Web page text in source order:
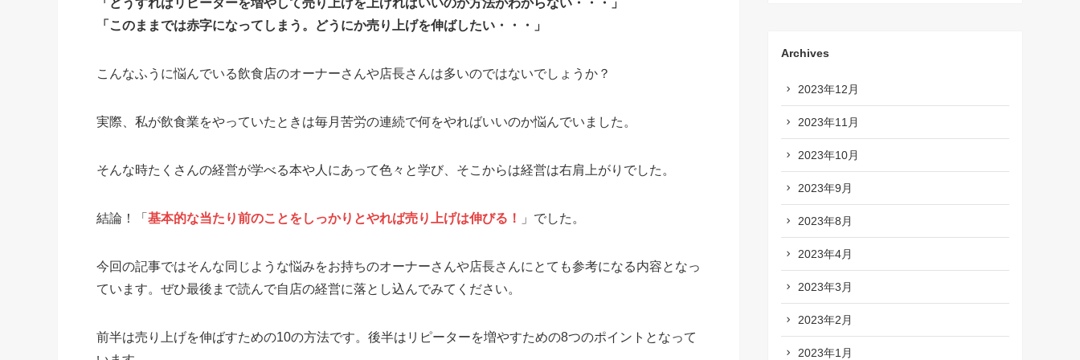
「どうすればリピーターを増やして売り上げを上げればいいのか方法がわからない・・・」
「このままでは赤字になってしまう。どうにか売り上げを伸ばしたい・・・」
こんなふうに悩んでいる飲食店のオーナーさんや店長さんは多いのではないでしょうか？
実際、私が飲食業をやっていたときは毎月苦労の連続で何をやればいいのか悩んでいました。
そんな時たくさんの経営が学べる本や人にあって色々と学び、そこからは経営は右肩上がりでした。
結論！「 基本的な当たり前のことをしっかりとやれば売り上げは伸びる！ 」でした。
今回の記事ではそんな同じような悩みをお持ちのオーナーさんや店長さんにとても参考になる内容となっ
ています。ぜひ最後まで読んで自店の経営に落とし込んでみてください。
前半は売り上げを伸ばすための10の方法です。後半はリピーターを増やすための8つのポイントとなって
Archives
2023年12月
2023年11月
2023年10月
2023年9月
2023年8月
2023年4月
2023年3月
2023年2月
2023年1月